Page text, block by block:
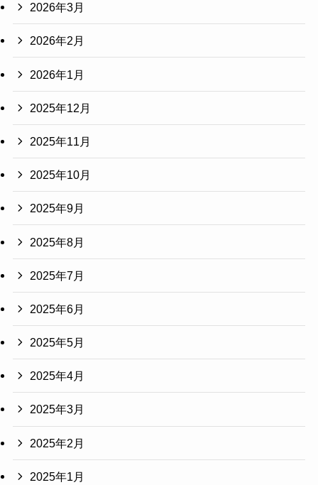
2026年3月
2026年2月
2026年1月
2025年12月
2025年11月
2025年10月
2025年9月
2025年8月
2025年7月
2025年6月
2025年5月
2025年4月
2025年3月
2025年2月
2025年1月